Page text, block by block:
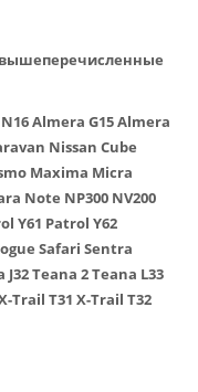
Almera G15Almera
Nissan Cube
Maxima Micra
Note NP300 NV200
Y61 Patrol Y62
Safari Sentra
J32Teana 2Teana L33
Trail T31 X-Trail T32